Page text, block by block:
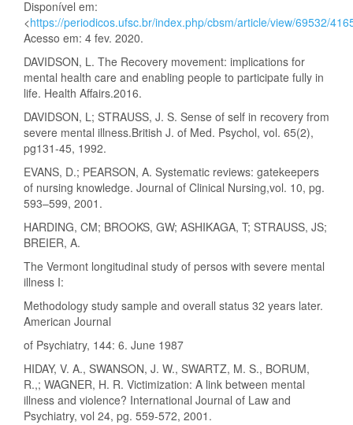
Disponível em:
<https://periodicos.ufsc.br/index.php/cbsm/article/view/69532/
Acesso em: 4 fev. 2020.
DAVIDSON, L. The Recovery movement: implications for
mental health care and enabling people to participate fully in
life. Health Affairs.2016.
DAVIDSON, L; STRAUSS, J. S. Sense of self in recovery from
severe mental illness.British J. of Med. Psychol, vol. 65(2),
pg131-45, 1992.
EVANS, D.; PEARSON, A. Systematic reviews: gatekeepers
of nursing knowledge. Journal of Clinical Nursing,vol. 10, pg.
593–599, 2001.
HARDING, CM; BROOKS, GW; ASHIKAGA, T; STRAUSS, JS;
BREIER, A.
The Vermont longitudinal study of persos with severe mental
illness I:
Methodology study sample and overall status 32 years later.
American Journal
of Psychiatry, 144: 6. June 1987
HIDAY, V. A., SWANSON, J. W., SWARTZ, M. S., BORUM,
R.,; WAGNER, H. R. Victimization: A link between mental
illness and violence? International Journal of Law and
Psychiatry, vol 24, pg. 559-572, 2001.